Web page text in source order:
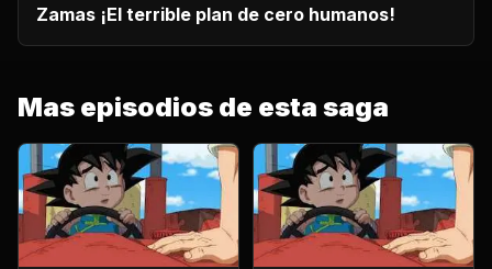
Zamas ¡El terrible plan de cero humanos!
Mas episodios de esta saga